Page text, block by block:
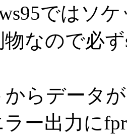
ではソ
なので必
らデータ
ラー出力に